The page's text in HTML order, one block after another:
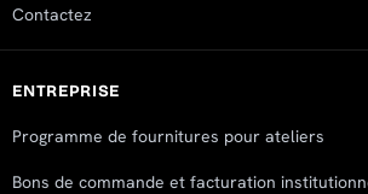
Contactez
ENTREPRISE
Programme de fournitures pour ateliers
Bons de commande et facturation